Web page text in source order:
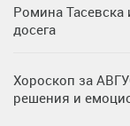
Ромина Тасевска
досега
Хороскоп за
решения и